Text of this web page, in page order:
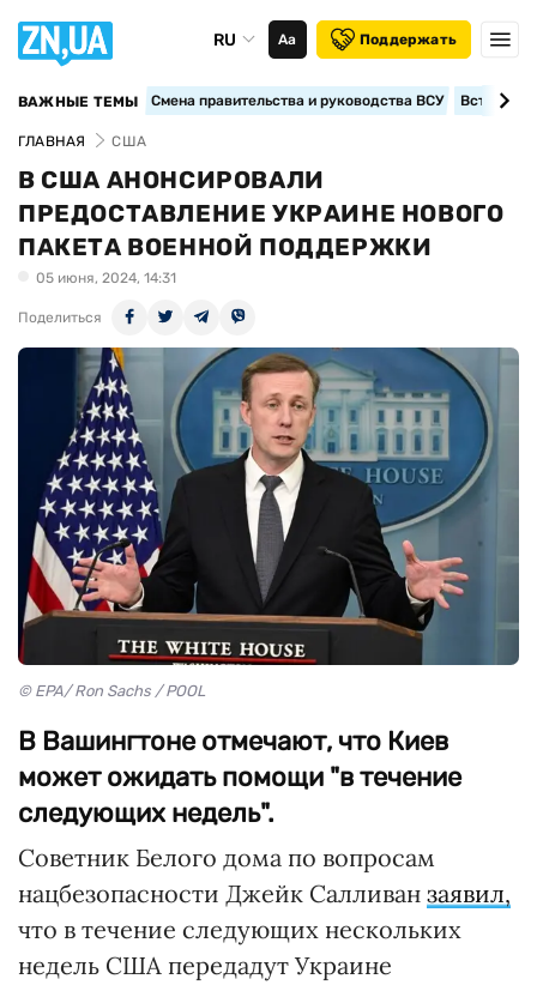
RU Аа Поддержать
ВАЖНЫЕ ТЕМЫ Смена правительства и руководства ВСУ
ГЛАВНАЯ США
В США АНОНСИРОВАЛИ
ПРЕДОСТАВЛЕНИЕ УКРАИНЕ НОВОГО
ПАКЕТА ВОЕННОЙ ПОДДЕРЖКИ
05 июня, 2024, 14:31
Поделиться
© EPA/ Ron Sachs / POOL
В Вашингтоне отмечают, что Киев
может ожидать помощи "в течение
следующих недель".
Советник Белого дома по вопросам
нацбезопасности Джейк Салливан заявил,
что в течение следующих нескольких
недель США передадут Украине